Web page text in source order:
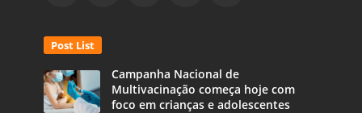
Post List
Campanha Nacional de
Multivacinação começa hoje com
foco em crianças e adolescentes